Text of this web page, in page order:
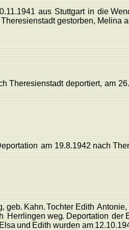
aus Stuttgart in dieW
Theresienstadt gestorben, Melina
Theresienstadt deportiert, am
am 19.8.1942 nach
, geb.Kahn.Tochter Edith Antonie,
Herrlingen weg.Deportation der
undEdith wurden am